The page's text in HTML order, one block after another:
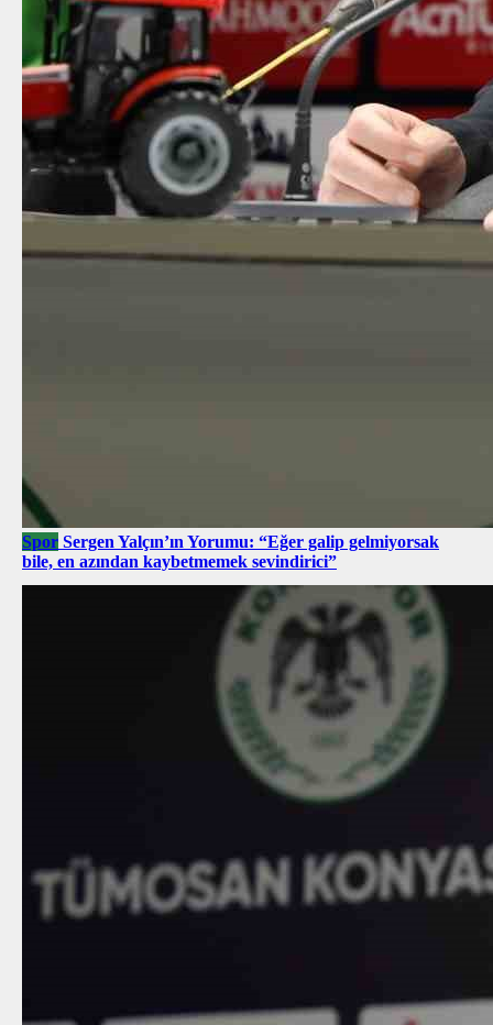
Spor Sergen Yalçın’ın Yorumu: “Eğer galip gelmiyorsak
bile, en azından kaybetmemek sevindirici”